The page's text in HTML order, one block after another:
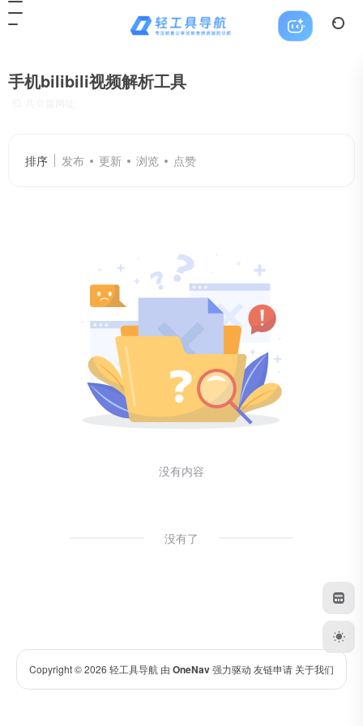
手机bilibili视频解析工具
排序 发布 更新 浏览 点赞
没有内容
没有了
Copyright © 2026 轻工具导航 由 OneNav强力驱动 友链申请 关于我们